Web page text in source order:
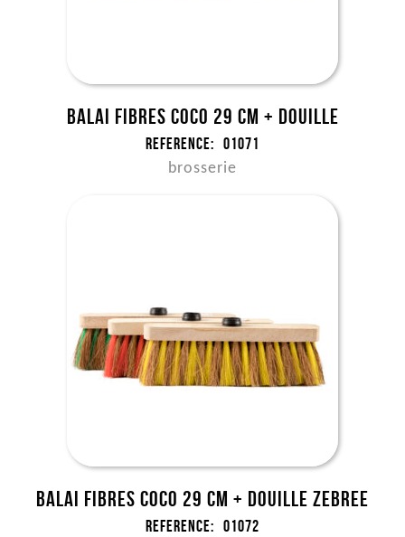
Balai fibres coco 29 cm + douille
Reference: 01071
brosserie
Balai fibres coco 29 cm + douille Zebree
Reference: 01072